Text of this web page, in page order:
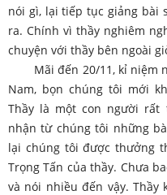
nói gì, lại tiếp tục giảng bài
ra. Chính vì thầy nghiêm
chuyện với thầy bên ngoài
Mãi đến 20/11, kỉ niệm
Nam, bọn chúng tôi mới
Thầy là một con người
nhận từ chúng tôi những
lại chúng tôi được thưởng
Trọng Tấn của thầy. Chưa
và nói nhiều đến vậy. Thầy